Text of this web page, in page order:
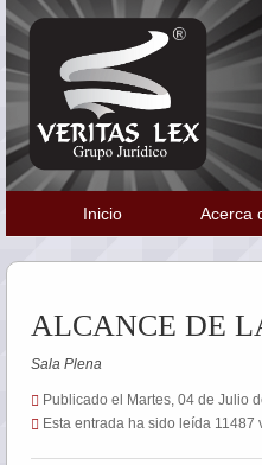
Inicio Acerca
ALCANCE DE
Sala Plena
Publicado el Martes, 04 de Julio
Esta entrada ha sido leída 11487